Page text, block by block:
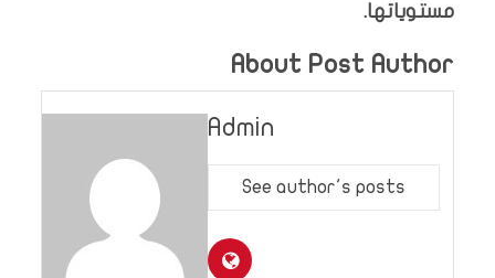
مستوياتها.
About Post Author
Admin
See author's posts